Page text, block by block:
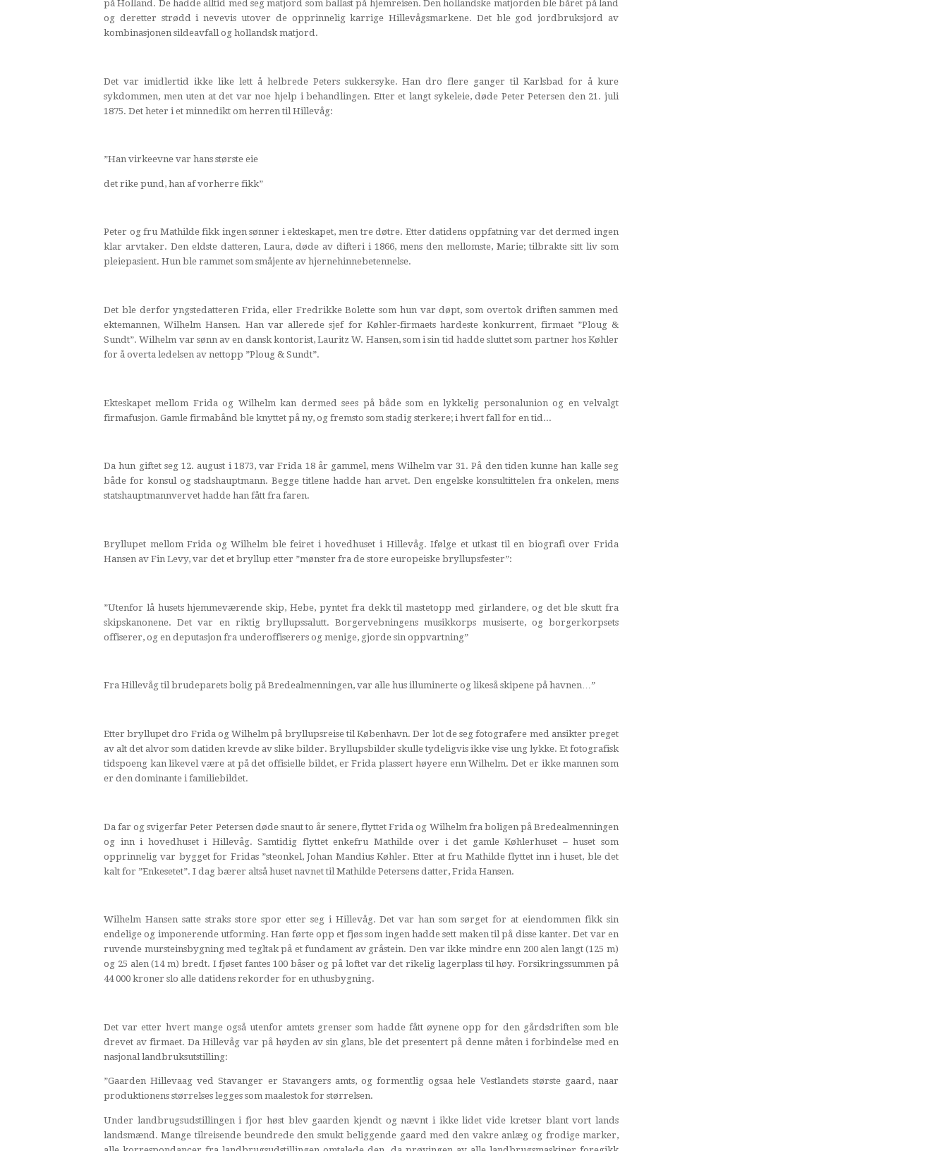
på Holland. De hadde alltid med seg matjord som ballast på hjemreisen. Den hollandske matjorden ble båret på land
og deretter strødd i nevevis utover de opprinnelig karrige Hillevågsmarkene. Det ble god jordbruksjord av
kombinasjonen sildeavfall og hollandsk matjord.
Det var imidlertid ikke like lett å helbrede Peters sukkersyke. Han dro flere ganger til Karlsbad for å kure
sykdommen, men uten at det var noe hjelp i behandlingen. Etter et langt sykeleie, døde Peter Petersen den 21. juli
1875. Det heter i et minnedikt om herren til Hillevåg:
”Han virkeevne var hans største eie
det rike pund, han af vorherre fikk”
Peter og fru Mathilde fikk ingen sønner i ekteskapet, men tre døtre. Etter datidens oppfatning var det dermed ingen
klar arvtaker. Den eldste datteren, Laura, døde av difteri i 1866, mens den mellomste, Marie; tilbrakte sitt liv som
pleiepasient. Hun ble rammet som småjente av hjernehinnebetennelse.
Det ble derfor yngstedatteren Frida, eller Fredrikke Bolette som hun var døpt, som overtok driften sammen med
ektemannen, Wilhelm Hansen. Han var allerede sjef for Køhler-firmaets hardeste konkurrent, firmaet ”Ploug &
Sundt”. Wilhelm var sønn av en dansk kontorist, Lauritz W. Hansen, som i sin tid hadde sluttet som partner hos Køhler
for å overta ledelsen av nettopp ”Ploug & Sundt”.
Ekteskapet mellom Frida og Wilhelm kan dermed sees på både som en lykkelig personalunion og en velvalgt
firmafusjon. Gamle firmabånd ble knyttet på ny, og fremsto som stadig sterkere; i hvert fall for en tid...
Da hun giftet seg 12. august i 1873, var Frida 18 år gammel, mens Wilhelm var 31. På den tiden kunne han kalle seg
både for konsul og stadshauptmann. Begge titlene hadde han arvet. Den engelske konsultittelen fra onkelen, mens
statshauptmannvervet hadde han fått fra faren.
Bryllupet mellom Frida og Wilhelm ble feiret i hovedhuset i Hillevåg. Ifølge et utkast til en biografi over Frida
Hansen av Fin Levy, var det et bryllup etter ”mønster fra de store europeiske bryllupsfester”:
”Utenfor lå husets hjemmeværende skip, Hebe, pyntet fra dekk til mastetopp med girlandere, og det ble skutt fra
skipskanonene. Det var en riktig bryllupssalutt. Borgervebningens musikkorps musiserte, og borgerkorpsets
offiserer, og en deputasjon fra underoffiserers og menige, gjorde sin oppvartning”
Fra Hillevåg til brudeparets bolig på Bredealmenningen, var alle hus illuminerte og likeså skipene på havnen…”
Etter bryllupet dro Frida og Wilhelm på bryllupsreise til København. Der lot de seg fotografere med ansikter preget
av alt det alvor som datiden krevde av slike bilder. Bryllupsbilder skulle tydeligvis ikke vise ung lykke. Et fotografisk
tidspoeng kan likevel være at på det offisielle bildet, er Frida plassert høyere enn Wilhelm. Det er ikke mannen som
er den dominante i familiebildet.
Da far og svigerfar Peter Petersen døde snaut to år senere, flyttet Frida og Wilhelm fra boligen på Bredealmenningen
og inn i hovedhuset i Hillevåg. Samtidig flyttet enkefru Mathilde over i det gamle Køhlerhuset – huset som
opprinnelig var bygget for Fridas ”steonkel, Johan Mandius Køhler. Etter at fru Mathilde flyttet inn i huset, ble det
kalt for ”Enkesetet”. I dag bærer altså huset navnet til Mathilde Petersens datter, Frida Hansen.
Wilhelm Hansen satte straks store spor etter seg i Hillevåg. Det var han som sørget for at eiendommen fikk sin
endelige og imponerende utforming. Han førte opp et fjøs som ingen hadde sett maken til på disse kanter. Det var en
ruvende mursteinsbygning med tegltak på et fundament av gråstein. Den var ikke mindre enn 200 alen langt (125 m)
og 25 alen (14 m) bredt. I fjøset fantes 100 båser og på loftet var det rikelig lagerplass til høy. Forsikringssummen på
44 000 kroner slo alle datidens rekorder for en uthusbygning.
Det var etter hvert mange også utenfor amtets grenser som hadde fått øynene opp for den gårdsdriften som ble
drevet av firmaet. Da Hillevåg var på høyden av sin glans, ble det presentert på denne måten i forbindelse med en
nasjonal landbruksutstilling:
”Gaarden Hillevaag ved Stavanger er Stavangers amts, og formentlig ogsaa hele Vestlandets største gaard, naar
produktionens størrelses legges som maalestok for størrelsen.
Under landbrugsudstillingen i fjor høst blev gaarden kjendt og nævnt i ikke lidet vide kretser blant vort lands
landsmænd. Mange tilreisende beundrede den smukt beliggende gaard med den vakre anlæg og frodige marker,